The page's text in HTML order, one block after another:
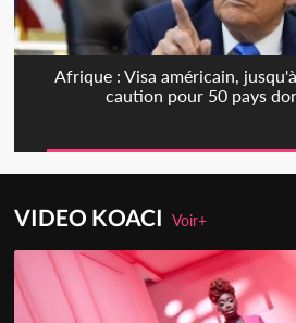
Afrique : Visa américain,
caution pour 50 pays
VIDEO KOACIVoir+